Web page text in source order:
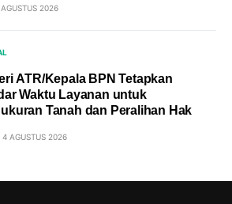
2026
ATR/Kepala BPN Tetapkan
Waktu Layanan untuk
Tanah dan Peralihan Hak
4 AGUSTUS 2026